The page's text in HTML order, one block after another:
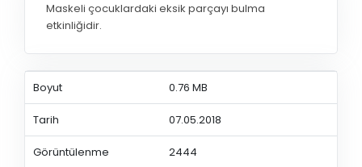
Maskeli çocuklardaki eksik parçayı bulma
etkinliğidir.
Boyut 0.76 MB
Tarih 07.05.2018
Görüntülenme 2444